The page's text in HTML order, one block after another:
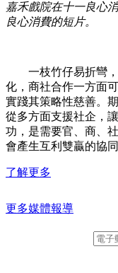
嘉禾戲院在十一良心
良心消費的短片。
一枝竹仔易折彎，
化，商社合作一方面
實踐其策略性慈善。
從多方面支援社企，
功，是需要官、商、
會產生互利雙贏的協同
了解更多
更多媒體報導